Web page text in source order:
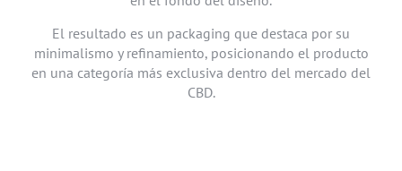
El resultado es un packaging que destaca por su
minimalismo y refinamiento, posicionando el producto
en una categoría más exclusiva dentro del mercado del
CBD.